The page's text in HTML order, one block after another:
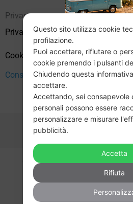
Privacy
Privacy Policy
Cookie Policy (UE)
Consenso
Copyright © 2026 Vendita Vinili
Questo sito utilizza cookie
profilazione.
Puoi accettare, rifiutare o
cookie premendo i pulsanti
Chiudendo questa
accettare.
Accettando, sei consapevole
personali possono essere
personalizzare e misurare
pubblicità.
Accetta
Rifiuta
Dal 29 luglio al
pausa estiva. Gli
saranno
Torniamo il 1
nuovi arrivi.